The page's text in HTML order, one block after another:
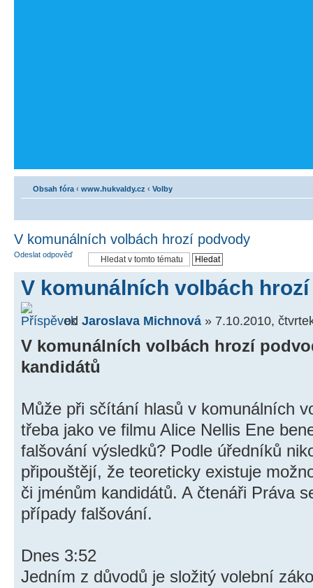
Obsah fóra ‹ www.hukvaldy.cz ‹ Volby
V komunálních volbách hrozí podvody
Odeslat odpověď
V komunálních volbách
od Jaroslava Michnová » 7.10.2010,
V komunálních volbách hrozí
kandidátů
Může při sčítání hlasů v komunálních
třeba jako ve filmu Alice Nellis Ene
falšování výsledků? Podle úředníků
připouštějí, že teoreticky existuje
či jménům kandidátů. A čtenáři Práva
případy falšování.
Dnes 3:52
Jedním z důvodů je složitý volební